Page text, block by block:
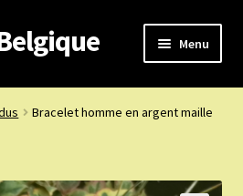
Menu
or en Belgique
Bracelet homme en argent maille